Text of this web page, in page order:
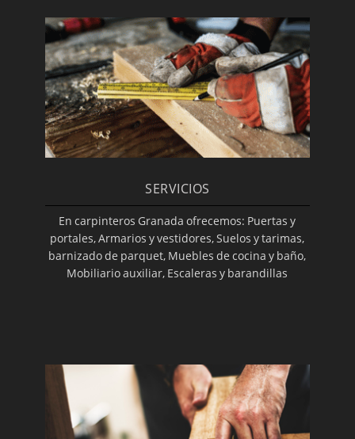
SERVICIOS
En carpinteros Granada ofrecemos: Puertas y
portales, Armarios y vestidores, Suelos y tarimas,
barnizado de parquet, Muebles de cocina y baño,
Mobiliario auxiliar, Escaleras y barandillas